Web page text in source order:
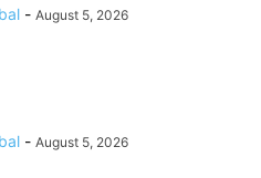
- August 5, 2026
- August 5, 2026